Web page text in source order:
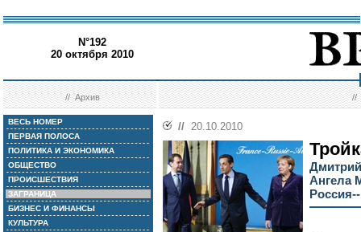
N°192
20 октября 2010
//Архив //
ВЕСЬ НОМЕР
ПЕРВАЯ ПОЛОСА
ПОЛИТИКА И ЭКОНОМИКА
ОБЩЕСТВО
ПРОИСШЕСТВИЯ
ЗАГРАНИЦА
БИЗНЕС И ФИНАНСЫ
КУЛЬТУРА
// 20.10.2010
Ангела